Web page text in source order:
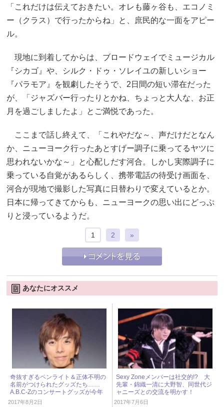
「これだけは伝えておきたい。オレも藤ヶ谷も、エコノミ
ー（クラス）で行ったからね」と、庶民的な一面をアピー
ル。
現地に到着してからは、ブロードウェイでミュージカル
『シカゴ』や、シルク・ドゥ・ソレイユの新しいショー
『パラモア』を観劇したそうで、2日間の短い滞在だった
が、「ジャズバー行ったりとかね、ちょっと大人な、お正
月を過ごしましたよ」とご満悦であった。
ここまで話し終えて、「これやだな～、声だけだとなん
か、ニューヨーク行ったあとすげー調子に乗ってるヤツに
思われないかな～」と心配しだす河合。しかし実際調子に
乗っている自覚があるらしく、携帯電話の待受け画面を、
河合が現地で撮影した写真に日替わりで変えているとか。
日本に帰ってきてからも、ニューヨークの思い出にどっぷ
りと浸っているようだ。
1 2 »
あなたにオススメ
奇抜すぎるペンライト＆正体不明の
名前がつけられたグッズたち……
A.B.C-Zのコンサートグッズが今年
も話題！
2017年8月2日
Sexy Zoneメンバーは社交的!? 大
先輩・錦織一清に大野智、同世代ジ
ャニーズとの交流を明かす！
2017年7月6日